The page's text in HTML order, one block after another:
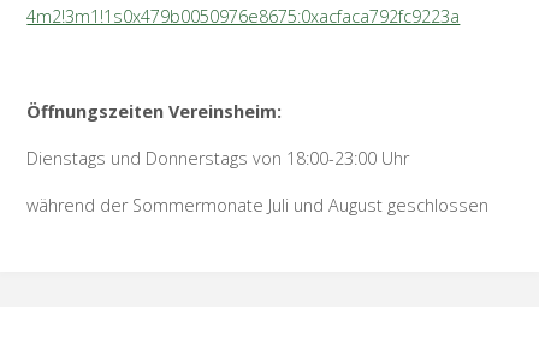
4m2!3m1!1s0x479b0050976e8675:0xacfaca792fc9223a
Öffnungszeiten Vereinsheim:
Dienstags und Donnerstags von 18:00-23:00 Uhr
während der Sommermonate Juli und August geschlossen